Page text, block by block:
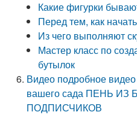
Какие фигурки
Перед тем, как
Из чего выполняют
Мастер класс по
бутылок
Видео подробное
вашего сада ПЕНЬ
ПОДПИСЧИКОВ